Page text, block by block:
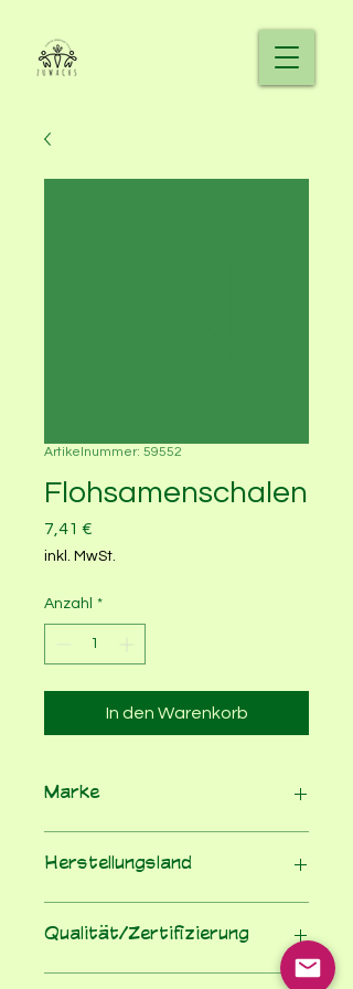
Artikelnummer: 59552
Flohsamenschalen
7,41 €
inkl. MwSt.
Anzahl *
In den Warenkorb
Marke
Herstellungsland
Qualität/Zertifizierung